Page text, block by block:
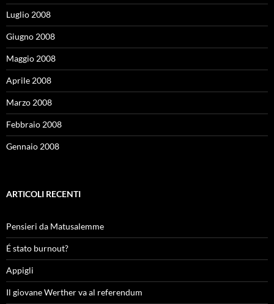
Luglio 2008
Giugno 2008
Maggio 2008
Aprile 2008
Marzo 2008
Febbraio 2008
Gennaio 2008
ARTICOLI RECENTI
Pensieri da Matusalemme
É stato burnout?
Appigli
Il giovane Werther va al referendum